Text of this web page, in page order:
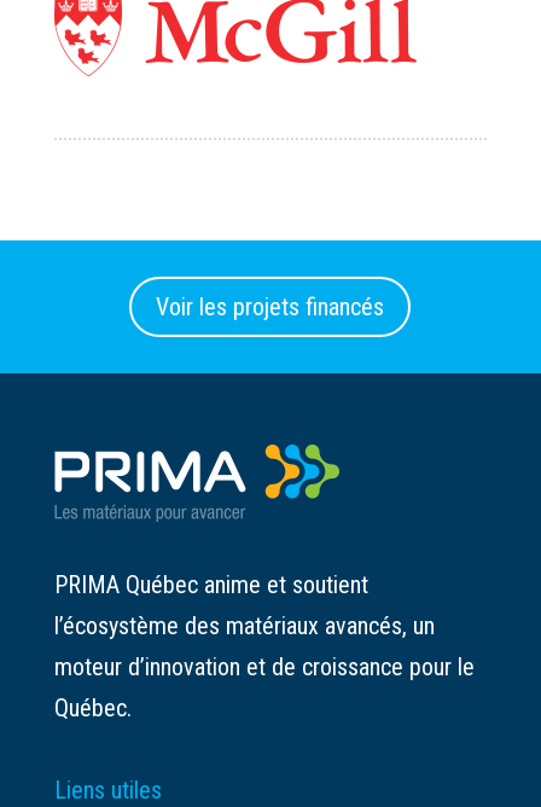
Voir les projets financés
PRIMA Québec anime et soutient
l’écosystème des matériaux avancés, un
moteur d’innovation et de croissance pour le
Québec.
Liens utiles